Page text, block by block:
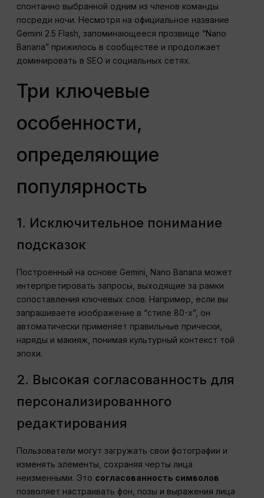
спонтанно выбранной одним из членов команды
посреди ночи. Несмотря на официальное название
Gemini 2.5 Flash, запоминающееся прозвище “Nano
Banana” прижилось в сообществе и продолжает
доминировать в SEO и социальных сетях.
Три ключевые
особенности,
определяющие
популярность
1. Исключительное понимание
подсказок
Построенный на основе Gemini, Nano Banana может
интерпретировать запросы, выходящие за рамки
сопоставления ключевых слов. Например, если вы
запрашиваете изображение в “стиле 80-х”, он
автоматически применяет правильные прически,
наряды и макияж, понимая культурный контекст той
эпохи.
2. Высокая согласованность для
персонализированного
редактирования
Пользователи могут загружать свои фотографии и
изменять элементы, сохраняя черты лица
неизменными. Это согласованность символов
позволяет настраивать фон, позы и выражения лица